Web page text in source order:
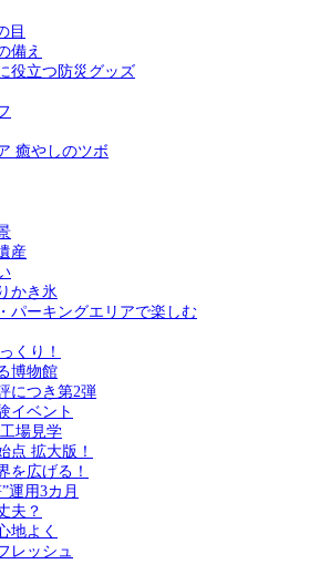
目
備え
役立つ防災グッズ
癒やしのツボ
産
かき氷
パーキングエリアで楽しむ
くり！
博物館
につき第2弾
イベント
場見学
点 拡大版！
を広げる！
運用3カ月
夫？
地よく
レッシュ